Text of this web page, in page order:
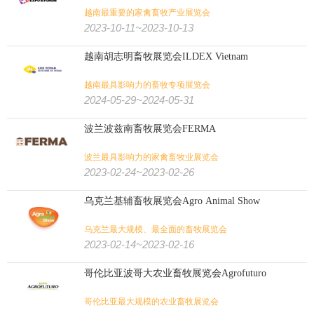
越南最重要的家禽畜牧产业展览会
2023-10-11~2023-10-13
越南胡志明畜牧展览会ILDEX Vietnam
越南最具影响力的畜牧专项展览会
2024-05-29~2024-05-31
波兰波兹南畜牧展览会FERMA
波兰最具影响力的家禽畜牧业展览会
2023-02-24~2023-02-26
乌克兰基辅畜牧展览会Agro Animal Show
乌克兰最大规模、最全面的畜牧展览会
2023-02-14~2023-02-16
哥伦比亚波哥大农业畜牧展览会Agrofuturo
哥伦比亚最大规模的农业畜牧展览会